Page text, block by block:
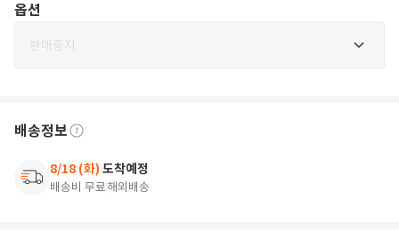
옵션
판매중지
배송정보
8/18 (화) 도착예정
배송비 무료해외배송